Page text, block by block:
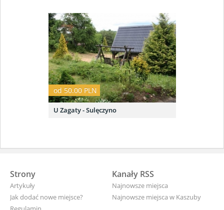
od 50.00 PLN
U Zagaty - Sulęczyno
Strony
Artykuły
Jak dodać nowe miejsce?
Kanały RSS
Najnowsze miejsca
Najnowsze miejsca w Kaszuby